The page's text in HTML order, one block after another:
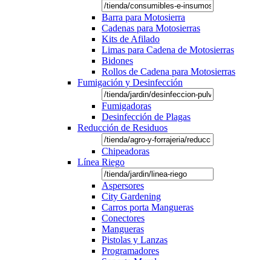
Barra para Motosierra
Cadenas para Motosierras
Kits de Afilado
Limas para Cadena de Motosierras
Bidones
Rollos de Cadena para Motosierras
Fumigación y Desinfección
Fumigadoras
Desinfección de Plagas
Reducción de Residuos
Chipeadoras
Línea Riego
Aspersores
City Gardening
Carros porta Mangueras
Conectores
Mangueras
Pistolas y Lanzas
Programadores